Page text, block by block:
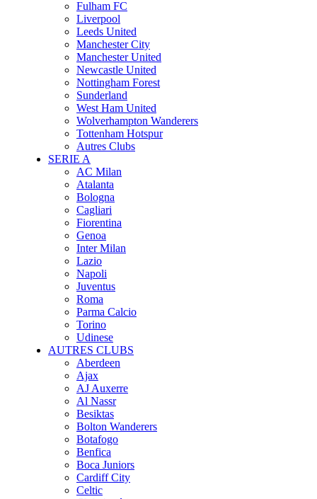
Fulham FC
Liverpool
Leeds United
Manchester City
Manchester United
Newcastle United
Nottingham Forest
Sunderland
West Ham United
Wolverhampton Wanderers
Tottenham Hotspur
Autres Clubs
SERIE A
AC Milan
Atalanta
Bologna
Cagliari
Fiorentina
Genoa
Inter Milan
Lazio
Napoli
Juventus
Roma
Parma Calcio
Torino
Udinese
AUTRES CLUBS
Aberdeen
Ajax
AJ Auxerre
Al Nassr
Besiktas
Bolton Wanderers
Botafogo
Benfica
Boca Juniors
Cardiff City
Celtic